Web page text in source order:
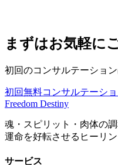
まずはお気軽に
初回のコンサルテーション
初回無料コンサルテーシ
Freedom Destiny
魂・スピリット・肉体の
運命を好転させるヒーリ
サービス